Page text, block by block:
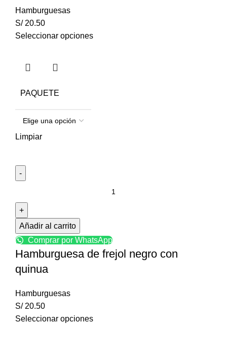
Hamburguesas
S/20.50
Seleccionar opciones
PAQUETE
Limpiar
Añadir al carrito
Comprar por WhatsApp
Hamburguesa de frejol negro con
quinua
Hamburguesas
S/20.50
Seleccionar opciones